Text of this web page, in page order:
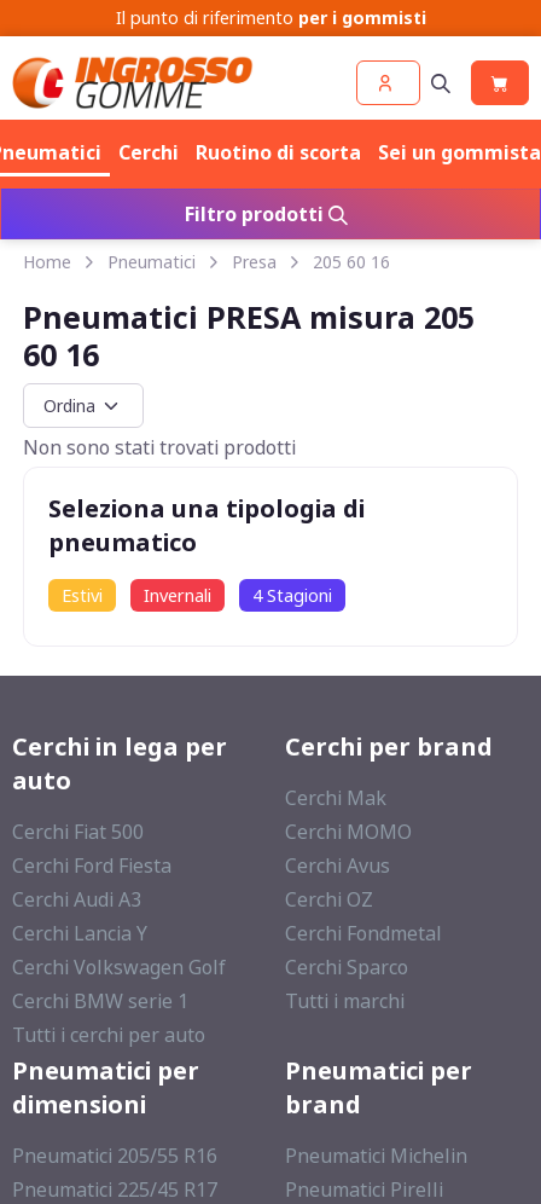
Cerchi Pneumatici
Cerchi Ruotino di scorta Sei un
Filtro prodotti
Home Pneumatici Presa 205 60 16
Pneumatici PRESA misura 205
60 16
Non sono stati trovati prodotti
Seleziona una tipologia di
pneumatico
Estivi Invernali 4 Stagioni
Cerchi in lega per
auto
Cerchi Fiat 500
Cerchi Ford Fiesta
Cerchi Audi A3
Cerchi Lancia Y
Cerchi Volkswagen Golf
Cerchi BMW serie 1
Tutti i cerchi per auto
Cerchi per brand
Cerchi Mak
Cerchi MOMO
Cerchi Avus
Cerchi OZ
Cerchi Fondmetal
Cerchi Sparco
Tutti i marchi
Pneumatici per
dimensioni
Pneumatici 205/55 R16
Pneumatici 225/45 R17
Pneumatici per
brand
Pneumatici Michelin
Pneumatici Pirelli